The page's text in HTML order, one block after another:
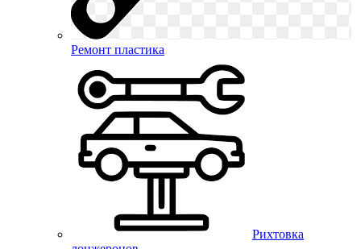
Ремонт пластика
Рихтовка